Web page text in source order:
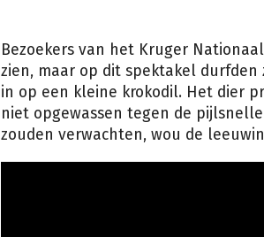
Bezoekers van het Kruger
zien, maar op dit spektakel
in op een kleine krokodil. Het dier
niet opgewassen tegen de
zouden verwachten, wou de